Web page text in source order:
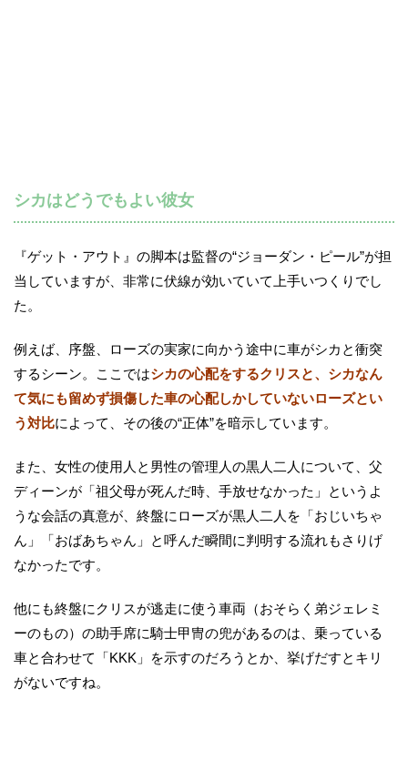
シカはどうでもよい彼女
『ゲット・アウト』の脚本は監督の“ジョーダン・ピール”が担
当していますが、非常に伏線が効いていて上手いつくりでし
た。
例えば、序盤、ローズの実家に向かう途中に車がシカと衝突
するシーン。ここではシカの心配をするクリスと、シカなん
て気にも留めず損傷した車の心配しかしていないローズとい
う対比によって、その後の“正体”を暗示しています。
また、女性の使用人と男性の管理人の黒人二人について、父
ディーンが「祖父母が死んだ時、手放せなかった」というよ
うな会話の真意が、終盤にローズが黒人二人を「おじいちゃ
ん」「おばあちゃん」と呼んだ瞬間に判明する流れもさりげ
なかったです。
他にも終盤にクリスが逃走に使う車両（おそらく弟ジェレミ
ーのもの）の助手席に騎士甲冑の兜があるのは、乗っている
車と合わせて「KKK」を示すのだろうとか、挙げだすとキリ
がないですね。